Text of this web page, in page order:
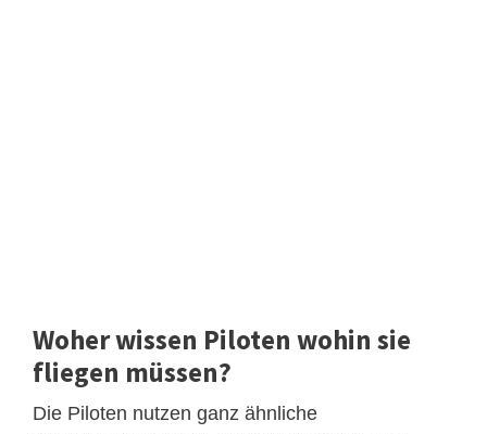
Woher wissen Piloten wohin sie
fliegen müssen?
Die Piloten nutzen ganz ähnliche